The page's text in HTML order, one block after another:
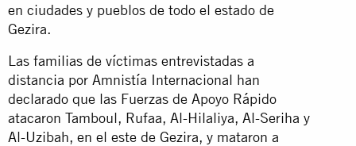
en ciudades y pueblos de todo el estado de
Gezira.
Las familias de víctimas entrevistadas a
distancia por Amnistía Internacional han
declarado que las Fuerzas de Apoyo Rápido
atacaron Tamboul, Rufaa, Al-Hilaliya, Al-Seriha y
Al-Uzibah, en el este de Gezira, y mataron a